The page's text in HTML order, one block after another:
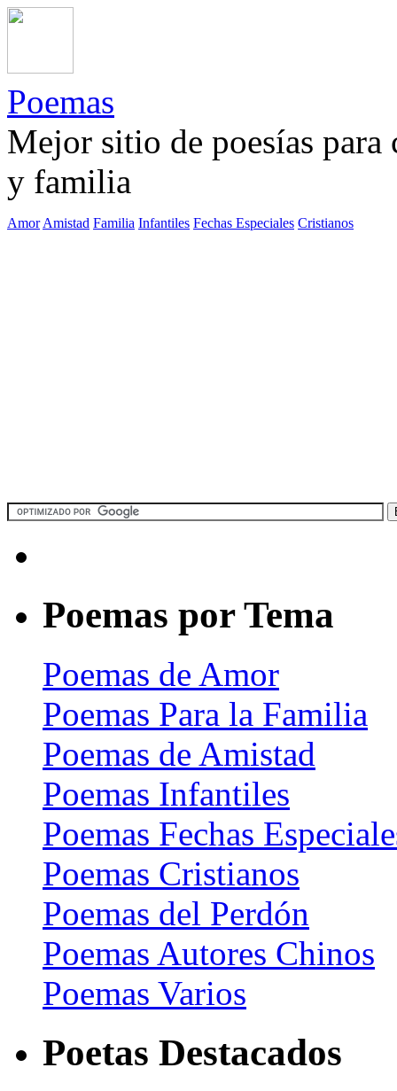
Poemas
Mejor sitio de poesías
y familia
Amor Amistad Familia Infantiles Fechas Especiales Cristianos
Poemas por Tema
Poemas de Amor
Poemas Para la Familia
Poemas de Amistad
Poemas Infantiles
Poemas Fechas
Poemas Cristianos
Poemas del Perdón
Poemas Autores Chinos
Poemas Varios
Poetas Destacados